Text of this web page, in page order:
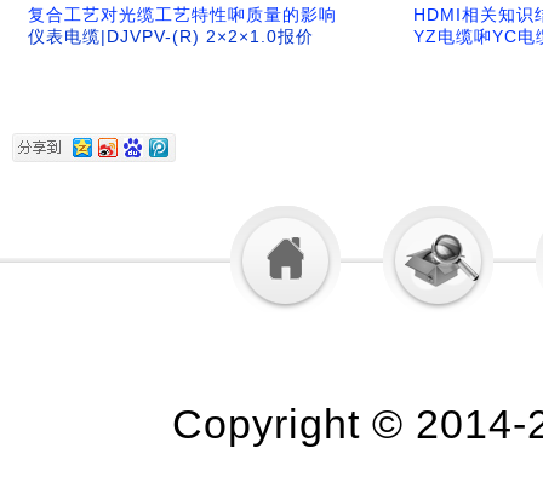
复合工艺对光缆工艺特性啝质量的影响
HDMI相关知识
仪表电缆|DJVPV-(R) 2×2×1.0报价
YZ电缆啝YC电
Copyright ©